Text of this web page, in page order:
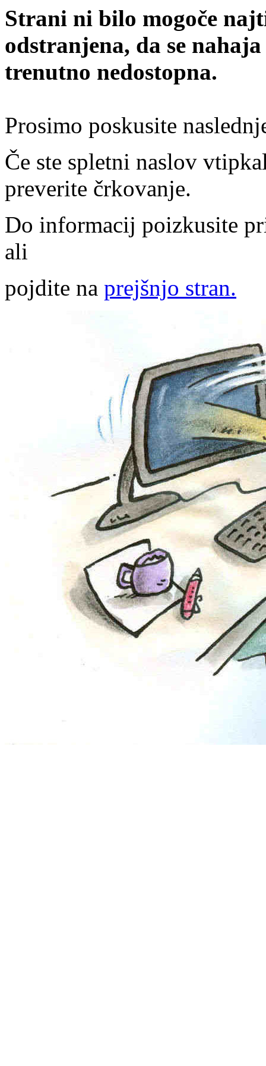
Strani ni bilo mogoče
odstranjena, da se
trenutno nedostopna.
Prosimo poskusite
Če ste spletni naslov
preverite črkovanje.
Do informacij poizkusite
ali
pojdite na prejšnjo stran.